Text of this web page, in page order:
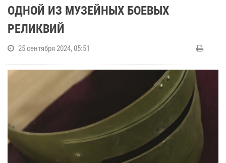
ОДНОЙ ИЗ МУЗЕЙНЫХ БОЕВЫХ
РЕЛИКВИЙ
25 сентября 2024, 05:51